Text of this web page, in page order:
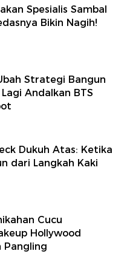
Spesialis Sambal
Bikin Nagih!
Strategi Bangun
Andalkan BTS
Dukuh Atas: Ketika
dari Langkah Kaki
Cucu
Hollywood
Pangling